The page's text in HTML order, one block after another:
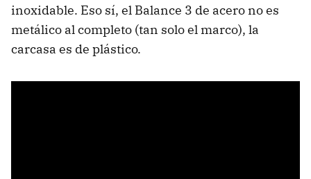
inoxidable. Eso sí, el Balance 3 de acero no es
metálico al completo (tan solo el marco), la
carcasa es de plástico.